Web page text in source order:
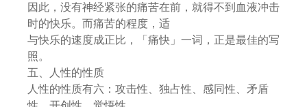
因此，没有神经紧张的痛苦在前，就得不到血液冲击
时的快乐。而痛苦的程度，适
与快乐的速度成正比，「痛快」一词，正是最佳的写
照。
五、人性的性质
人性的性质有六：攻击性、独占性、感同性、矛盾